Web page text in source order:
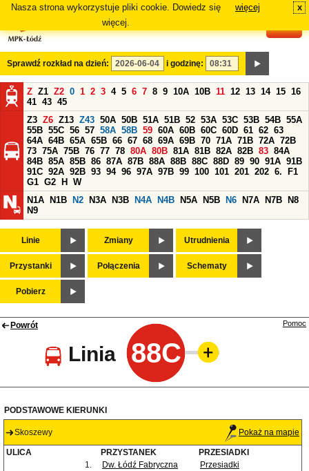
Nasza strona wykorzystuje pliki cookie. Dowiedz się
więcej.
więcej x
Sprawdź rozkład na dzień: i godzinę:
Z Z1 Z2 0 1 2 3 4 5 6 7 8 9 10A 10B 11 12 13 14 15 16
41 43 45
Z3 Z6 Z13 Z43 50A 50B 51A 51B 52 53A 53C 53B 54B 55A
55B 55C 56 57 58A 58B 59 60A 60B 60C 60D 61 62 63
64A 64B 65A 65B 66 67 68 69A 69B 70 71A 71B 72A 72B
73 75A 75B 76 77 78 80A 80B 81A 81B 82A 82B 83 84A
84B 85A 85B 86 87A 87B 88A 88B 88C 88D 89 90 91A 91B
91C 92A 92B 93 94 96 97A 97B 99 100 101 201 202 6.
F1
G1 G2 H
W
N1A
N1B N2 N3A N3B N4A N4B N5A N5B N6 N7A N7B
N8
N9
Linie Zmiany Utrudnienia
Przystanki Połączenia Schematy
Pobierz
Powrót
Linia 88C
Pomoc
PODSTAWOWE KIERUNKI
Skoszewy Pokaż na mapie
ULICA PRZYSTANEK
PRZESIADKI
1.
Dw. Łódź Fabryczna
Przesiadki